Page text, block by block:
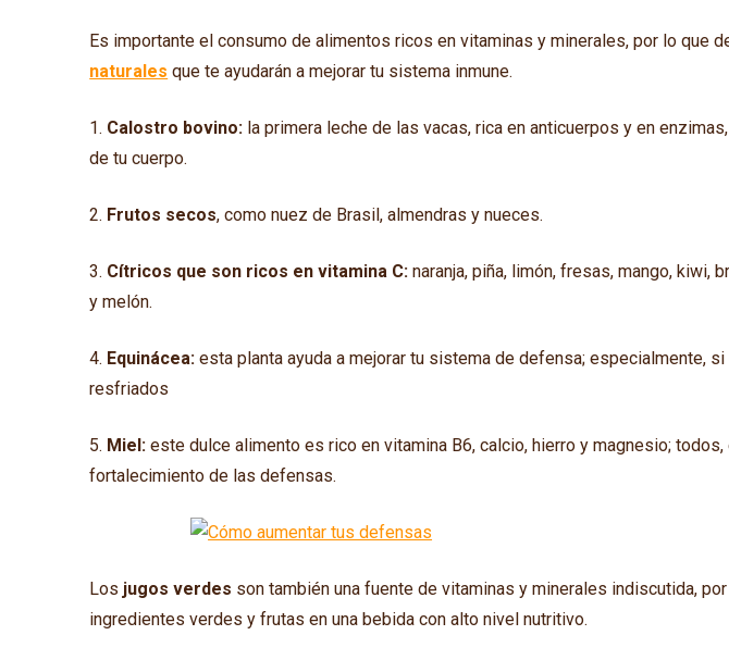
Es importante el consumo de alimentos ricos en vitaminas y minerales, por lo que
naturales que te ayudarán a mejorar tu sistema inmune.
1. Calostro bovino: la primera leche de las vacas, rica en anticuerpos y en
de tu cuerpo.
2. Frutos secos, como nuez de Brasil, almendras y nueces.
3. Cítricos que son ricos en vitamina C: naranja, piña, limón, fresas, mango, kiwi,
y melón.
4. Equinácea: esta planta ayuda a mejorar tu sistema de defensa; especialmente,
resfriados
5. Miel: este dulce alimento es rico en vitamina B6, calcio, hierro y magnesio;
fortalecimiento de las defensas.
Los jugos verdes son también una fuente de vitaminas y minerales indiscutida,
ingredientes verdes y frutas en una bebida con alto nivel nutritivo.